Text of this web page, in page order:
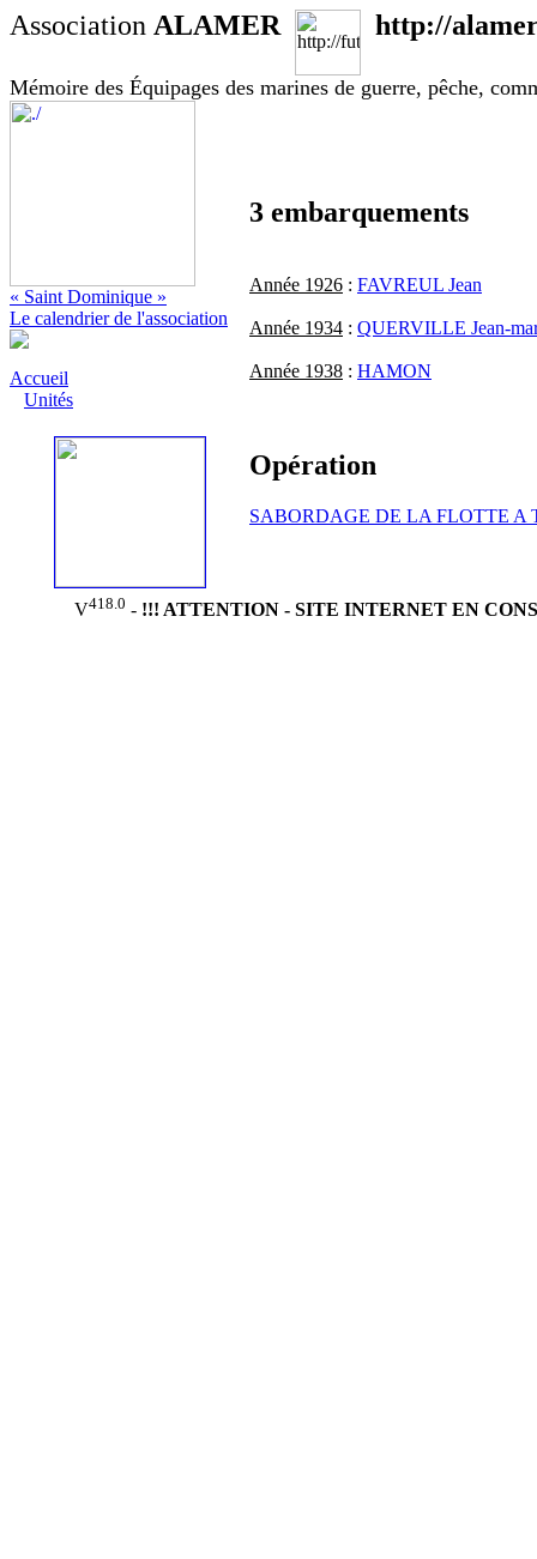
Association ALAMER http://
Mémoire des Équipages des marines de guerre, pêche,
« Saint Dominique »
Le calendrier de l'association
Accueil
Unités
3 embarquements
Année 1926 : FAVREUL Jean
Année 1934 : QUERVILLE Jean-
Année 1938 : HAMON
Opération
SABORDAGE DE LA FLOTTE A
V418.0 - !!! ATTENTION - SITE INTERNET EN